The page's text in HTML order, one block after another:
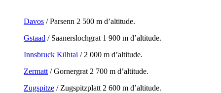
Davos / Parsenn 2 500 m d’altitude.
Gstaad / Saanerslochgrat 1 900 m d’altitude.
Innsbruck Kühtai / 2 000 m d’altitude.
Zermatt/ Gornergrat 2 700 m d’altitude.
Zugspitze / Zugspitzplatt 2 600 m d’altitude.